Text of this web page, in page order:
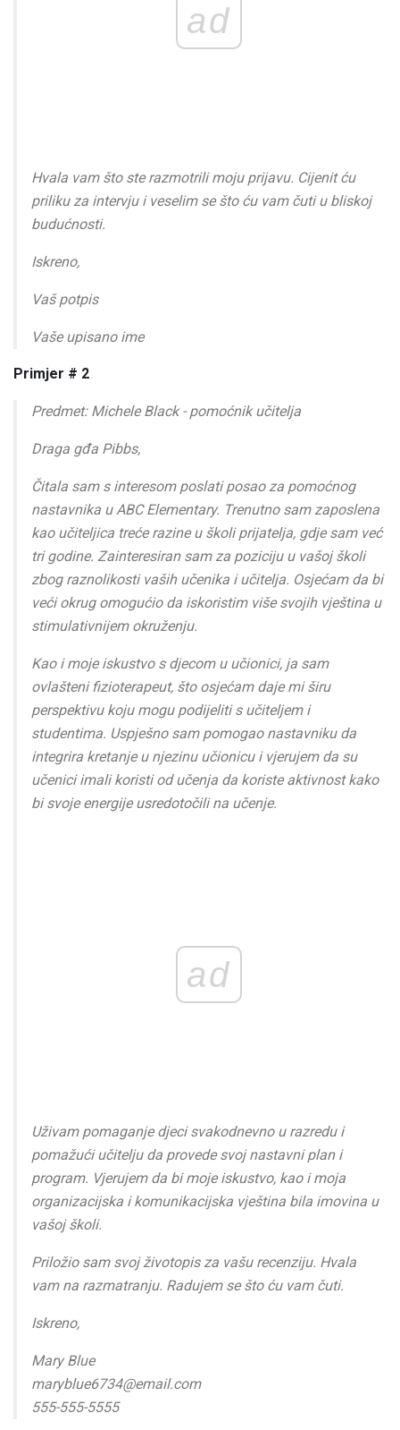
ad
Hvala vam što ste razmotrili moju prijavu. Cijenit ću
priliku za intervju i veselim se što ću vam čuti u bliskoj
budućnosti.
Iskreno,
Vaš potpis
Vaše upisano ime
Primjer # 2
Predmet: Michele Black - pomoćnik učitelja
Draga gđa Pibbs,
Čitala sam s interesom poslati posao za pomoćnog
nastavnika u ABC Elementary. Trenutno sam zaposlena
kao učiteljica treće razine u školi prijatelja, gdje sam već
tri godine. Zainteresiran sam za poziciju u vašoj školi
zbog raznolikosti vaših učenika i učitelja. Osjećam da bi
veći okrug omogućio da iskoristim više svojih vještina u
stimulativnijem okruženju.
Kao i moje iskustvo s djecom u učionici, ja sam
ovlašteni fizioterapeut, što osjećam daje mi širu
perspektivu koju mogu podijeliti s učiteljem i
studentima. Uspješno sam pomogao nastavniku da
integrira kretanje u njezinu učionicu i vjerujem da su
učenici imali koristi od učenja da koriste aktivnost kako
bi svoje energije usredotočili na učenje.
ad
Uživam pomaganje djeci svakodnevno u razredu i
pomažući učitelju da provede svoj nastavni plan i
program. Vjerujem da bi moje iskustvo, kao i moja
organizacijska i komunikacijska vještina bila imovina u
vašoj školi.
Priložio sam svoj životopis za vašu recenziju. Hvala
vam na razmatranju. Radujem se što ću vam čuti.
Iskreno,
Mary Blue
maryblue6734@email.com
555-555-5555